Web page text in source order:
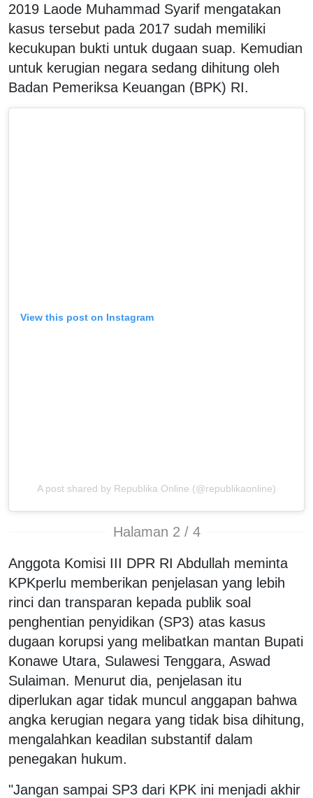
2019 Laode Muhammad Syarif mengatakan
kasus tersebut pada 2017 sudah memiliki
kecukupan bukti untuk dugaan suap. Kemudian
untuk kerugian negara sedang dihitung oleh
Badan Pemeriksa Keuangan (BPK) RI.
View this post on Instagram
A post shared by Republika Online (@republikaonline)
Halaman 2 / 4
Anggota Komisi III DPR RI Abdullah meminta
KPKperlu memberikan penjelasan yang lebih
rinci dan transparan kepada publik soal
penghentian penyidikan (SP3) atas kasus
dugaan korupsi yang melibatkan mantan Bupati
Konawe Utara, Sulawesi Tenggara, Aswad
Sulaiman. Menurut dia, penjelasan itu
diperlukan agar tidak muncul anggapan bahwa
angka kerugian negara yang tidak bisa dihitung,
mengalahkan keadilan substantif dalam
penegakan hukum.
"Jangan sampai SP3 dari KPK ini menjadi akhir